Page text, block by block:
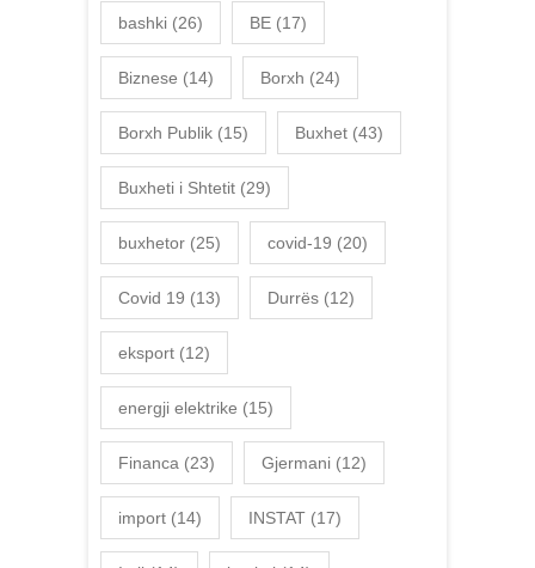
bashki (26) BE (17)
Biznese (14) Borxh (24)
Borxh Publik (15) Buxhet (43)
Buxheti i Shtetit (29)
buxhetor (25) covid-19 (20)
Covid 19 (13) Durrës (12)
eksport (12)
energji elektrike (15)
Financa (23) Gjermani (12)
import (14) INSTAT (17)